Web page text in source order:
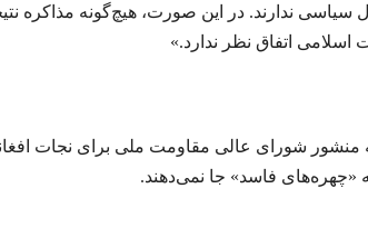
سیاسی ندارند. در این ‌صورت، هیچ‌گونه مذاکره
اسلامی اتفاق نظر ندارد.»
منشور شورای عالی مقاومت ملی برای نجات
«چهره‌های فاسد» جا نمی‌دهند.